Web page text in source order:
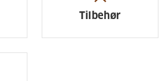
Tilbehør